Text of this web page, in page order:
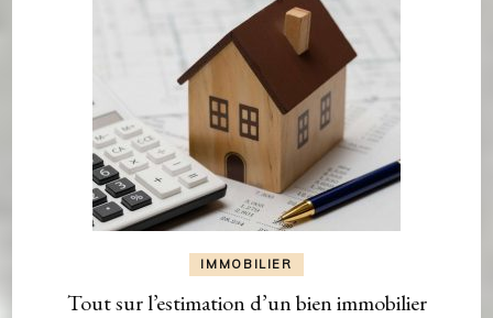
IMMOBILIER
Tout sur l’estimation d’un bien immobilier